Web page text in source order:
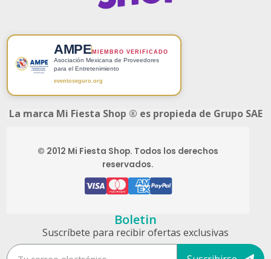
AMPE MIEMBRO VERIFICADO
Asociación Mexicana de Proveedores
para el Entretenimiento
eventoseguro.org
La marca Mi Fiesta Shop ® es propieda de Grupo SAE
© 2012 Mi Fiesta Shop. Todos los derechos
reservados.
Boletin
Suscríbete para recibir ofertas exclusivas